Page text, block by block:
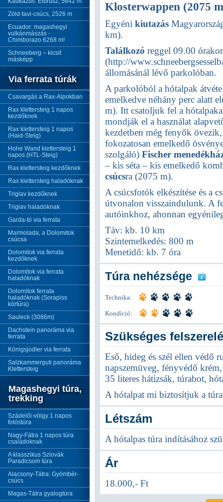
Zöld-tavi-csúcs, 2526 m
Ecuador: magashegyi
vulkánmászás -
Chimborazo 6268 m!
Schneeberg – kicsit
másképp
Via ferrata túrák
Csavargás a Rax-Alpokban
Rax klettersteig 1 napos
kezdőknek
Rax klettersteig 1 napos
(Haid-Steig)
Hohe Wand klettersteig 1
napos (HTL-Steig)
Rax klettersteig kezdőknek
Rax klettersteig haladóknak
Triglav kezdőknek
Triglav haladóknak
Garda-tó via ferrata
Marmolada, a Dolomitok
csúcsa
Dolomitok via ferrata
kezdőknek
Dolomitok via ferrata
haladóknak
Dolomitok ferrata
haladóknak (Sorapiss
körtúra)
Sauleck (3086m)
Dachstein panoráma via
ferrata
Königsjodler via ferrata
Salzkammerguti panoráma
Klettersteig
Magashegyi túra,
trekking
Szádelői-völgy 1 napos
fotóstúra
Nagy-Fátra 1 napos túra
családoknak
A klasszikus Szlovák
Paradicsom túra
Alacsony-Tátra: Gyömbér-
csúcs
Magas-Tátra gyalogtúra
Klosterwappen (2075
Egyéni kiutazás
km).
Találkozó reggel 09.00
(http://
állomásánál lévő parkolóban.
A parkolóból a hótalpak
emelkedve néhány perc alatt
m). Itt csatoljuk fel a
mondják el a használat
kezdetben még fenyők
fokozatosan emelkedő
szolgáló) Fischer
– kis séta – kis emelkedő
csúcsra (2075 m).
A csúcsfotók elkészítése és a
útvonalon visszaindulunk. A
autóinkhoz, ahonnan
Táv: kb. 10 km
Szintemelkedés: 800 m
Menetidő: kb. 7 óra
Túra nehézsége
Technika:
Kondíció:
Szükséges
Eső, hideg és szél ellen védő
napszemüveg, fényvédő
35 literes hátizsák, túrabot,
A hótalpat mi biztosítjuk a
Létszám
A hótalpas túra indításához
Ár
18.000,- Ft